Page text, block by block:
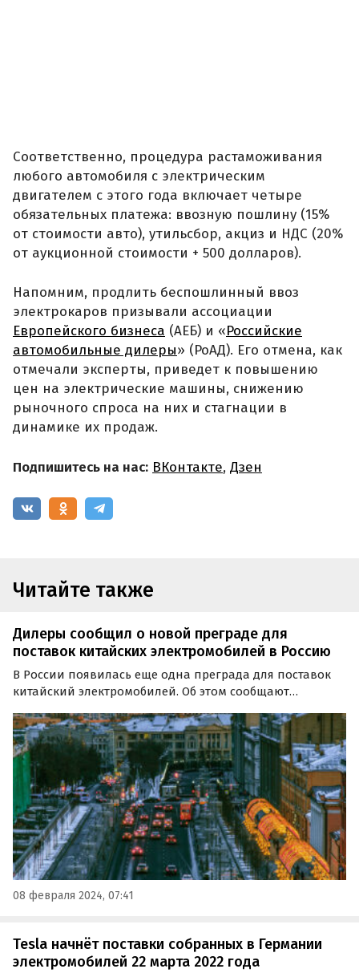
Соответственно, процедура растаможивания
любого автомобиля с электрическим
двигателем с этого года включает четыре
обязательных платежа: ввозную пошлину (15%
от стоимости авто), утильсбор, акциз и НДС (20%
от аукционной стоимости + 500 долларов).
Напомним, продлить беспошлинный ввоз
электрокаров призывали ассоциации
Европейского бизнеса (АЕБ) и «Российские
автомобильные дилеры» (РоАД). Его отмена, как
отмечали эксперты, приведет к повышению
цен на электрические машины, снижению
рыночного спроса на них и стагнации в
динамике их продаж.
Подпишитесь на нас: ВКонтакте, Дзен
Читайте также
Дилеры сообщил о новой преграде для
поставок китайских электромобилей в Россию
В России появилась еще одна преграда для поставок
китайский электромобилей. Об этом сообщают
Сергея Мелюха.
08 февраля 2024, 07:41
Tesla начнёт поставки собранных в Германии
электромобилей 22 марта 2022 года